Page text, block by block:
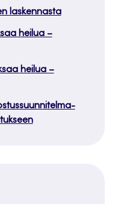
laskennasta
heilua –
heilua –